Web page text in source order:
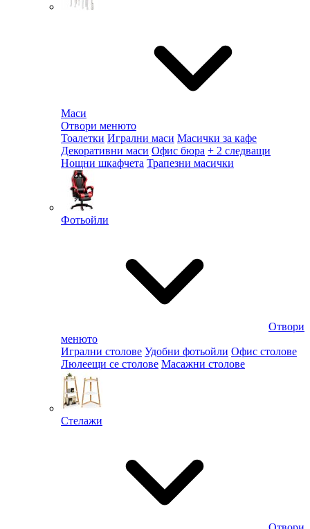
Маси
Отвори менюто
Тоалетки Игрални маси Масички за кафе
Декоративни маси Офис бюра + 2 следващи
Нощни шкафчета Трапезни масички
Фотьойли
Отвори
менюто
Игрални столове Удобни фотьойли Офис столове
Люлеещи се столове Масажни столове
Стелажи